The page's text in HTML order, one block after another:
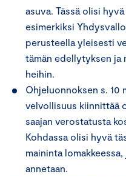
asuva. Tässä olisi
esimerkiksi
perusteella yleisesti
tämän edellytyksen ja
heihin.
Ohjeluonnoksen s. 10
velvollisuus kiinnittää
saajan verostatusta
Kohdassa olisi hyvä
maininta
annetaan.